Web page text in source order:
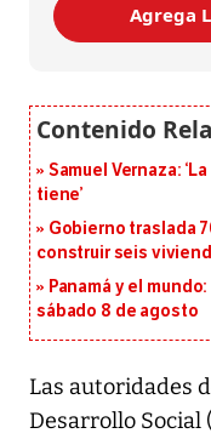
Agrega
Samuel Vernaza:
tiene’
Gobierno traslada
construir seis
Panamá y el
sábado 8 de agosto
Las autoridades
Desarrollo Social